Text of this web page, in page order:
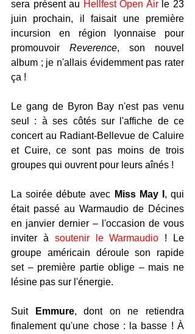
sera présent au Hellfest Open Air le 23
juin prochain, il faisait une première
incursion en région lyonnaise pour
promouvoir Reverence, son nouvel
album ; je n'allais évidemment pas rater
ça !
Le gang de Byron Bay n'est pas venu
seul : à ses côtés sur l'affiche de ce
concert au Radiant-Bellevue de Caluire
et Cuire, ce sont pas moins de trois
groupes qui ouvrent pour leurs aînés !
La soirée débute avec Miss May I , qui
était passé au Warmaudio de Décines
en janvier dernier – l'occasion de vous
inviter à soutenir le Warmaudio ! Le
groupe américain déroule son rapide
set – première partie oblige – mais ne
lésine pas sur l'énergie.
Suit Emmure, dont on ne retiendra
finalement qu'une chose : la basse ! À